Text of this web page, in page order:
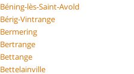
Béning-lès-Saint-Avold
Bérig-Vintrange
Bermering
Bertrange
Bettange
Bettelainville